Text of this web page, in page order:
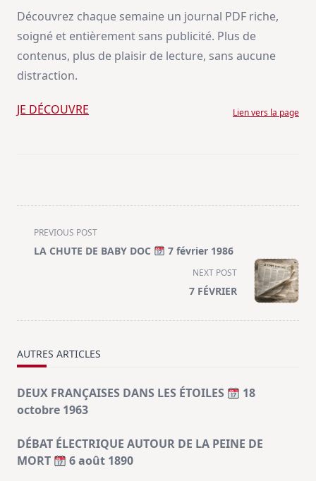
Découvrez chaque semaine un journal PDF riche,
soigné et entièrement sans publicité. Plus de
contenus, plus de plaisir de lecture, sans aucune
distraction.
JE DÉCOUVRE Lien vers la page
<span
class="nav-
PREVIOUS POST
LA CHUTE DE BABY DOC 7 février 1986
NEXT POST
7 FÉVRIER
AUTRES ARTICLES
DEUX FRANÇAISES DANS LES ÉTOILES
18
octobre 1963
DÉBAT ÉLECTRIQUE AUTOUR DE LA PEINE DE
MORT
6 août 1890